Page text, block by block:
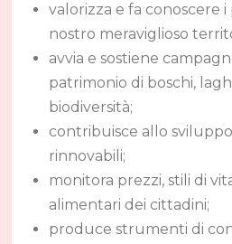
valorizza e fa conoscere
nostro meraviglioso
avvia e sostiene
patrimonio di boschi,
biodiversità;
contribuisce allo
rinnovabili;
monitora prezzi, stili di
alimentari dei cittadini;
produce strumenti di